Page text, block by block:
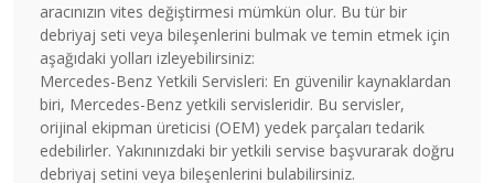
aracınızın vites değiştirmesi mümkün olur. Bu tür bir
debriyaj seti veya bileşenlerini bulmak ve temin etmek için
aşağıdaki yolları izleyebilirsiniz:
Mercedes-Benz Yetkili Servisleri: En güvenilir kaynaklardan
biri, Mercedes-Benz yetkili servisleridir. Bu servisler,
orijinal ekipman üreticisi (OEM) yedek parçaları tedarik
edebilirler. Yakınınızdaki bir yetkili servise başvurarak doğru
debriyaj setini veya bileşenlerini bulabilirsiniz.